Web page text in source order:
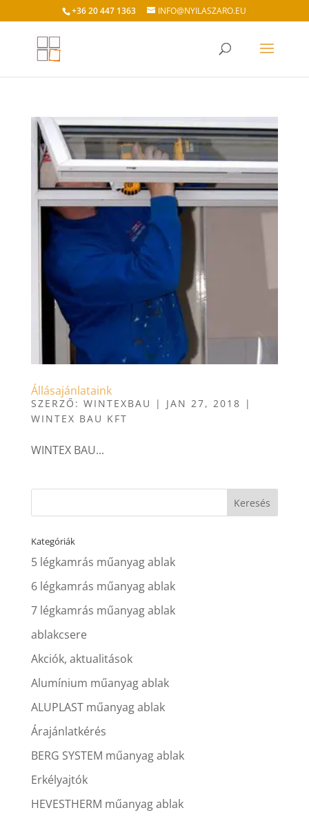
+36 20 447 1363 INFO@NYILASZARO.EU
Állásajánlataink
SZERZŐ: WINTEXBAU | JAN 27, 2018 |
WINTEX BAU KFT
WINTEX BAU...
Kategóriák
5 légkamrás műanyag ablak
6 légkamrás műanyag ablak
7 légkamrás műanyag ablak
ablakcsere
Akciók, aktualitások
Alumínium műanyag ablak
ALUPLAST műanyag ablak
Árajánlatkérés
BERG SYSTEM műanyag ablak
Erkélyajtók
HEVESTHERM műanyag ablak